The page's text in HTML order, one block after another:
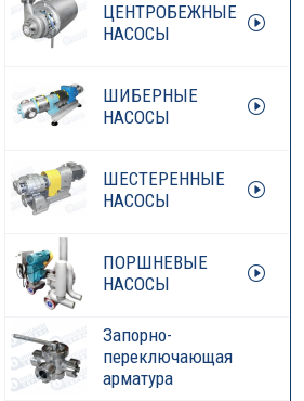
ЦЕНТРОБЕЖНЫЕ
НАСОСЫ
ШИБЕРНЫЕ
НАСОСЫ
ШЕСТЕРЕННЫЕ
НАСОСЫ
ПОРШНЕВЫЕ
НАСОСЫ
Запорно-
переключающая
арматура